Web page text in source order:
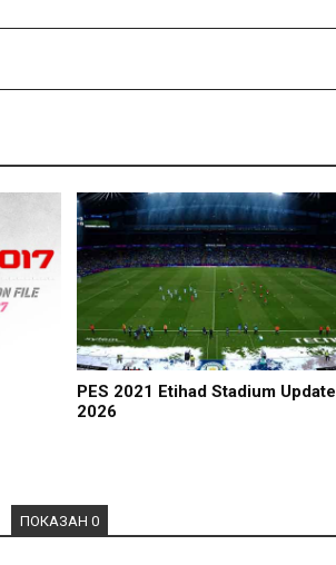
PES 2021 Etihad Stadium Update
2026
ПОКАЗАН 0